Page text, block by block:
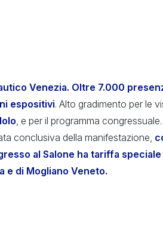
Venezia. Oltre 7.000
espositivi. Alto gradimento per le
, e per il programma congressuale.
conclusiva della manifestazione,
al Salone ha tariffa speciale
e di Mogliano Veneto.